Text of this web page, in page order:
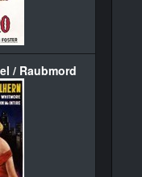
/ Raubmord